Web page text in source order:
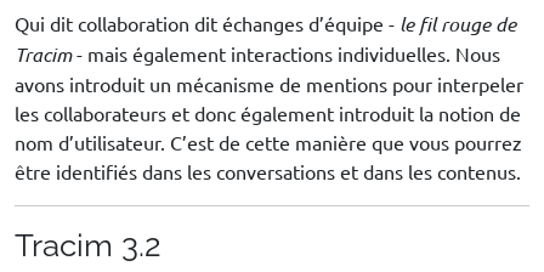
Qui dit collaboration dit échanges d’équipe - le fil rouge de
Tracim- mais également interactions individuelles. Nous
avons introduit un mécanisme de mentions pour interpeler
les collaborateurs et donc également introduit la notion de
nom d’utilisateur. C’est de cette manière que vous pourrez
être identifiés dans les conversations et dans les contenus.
Tracim 3.2